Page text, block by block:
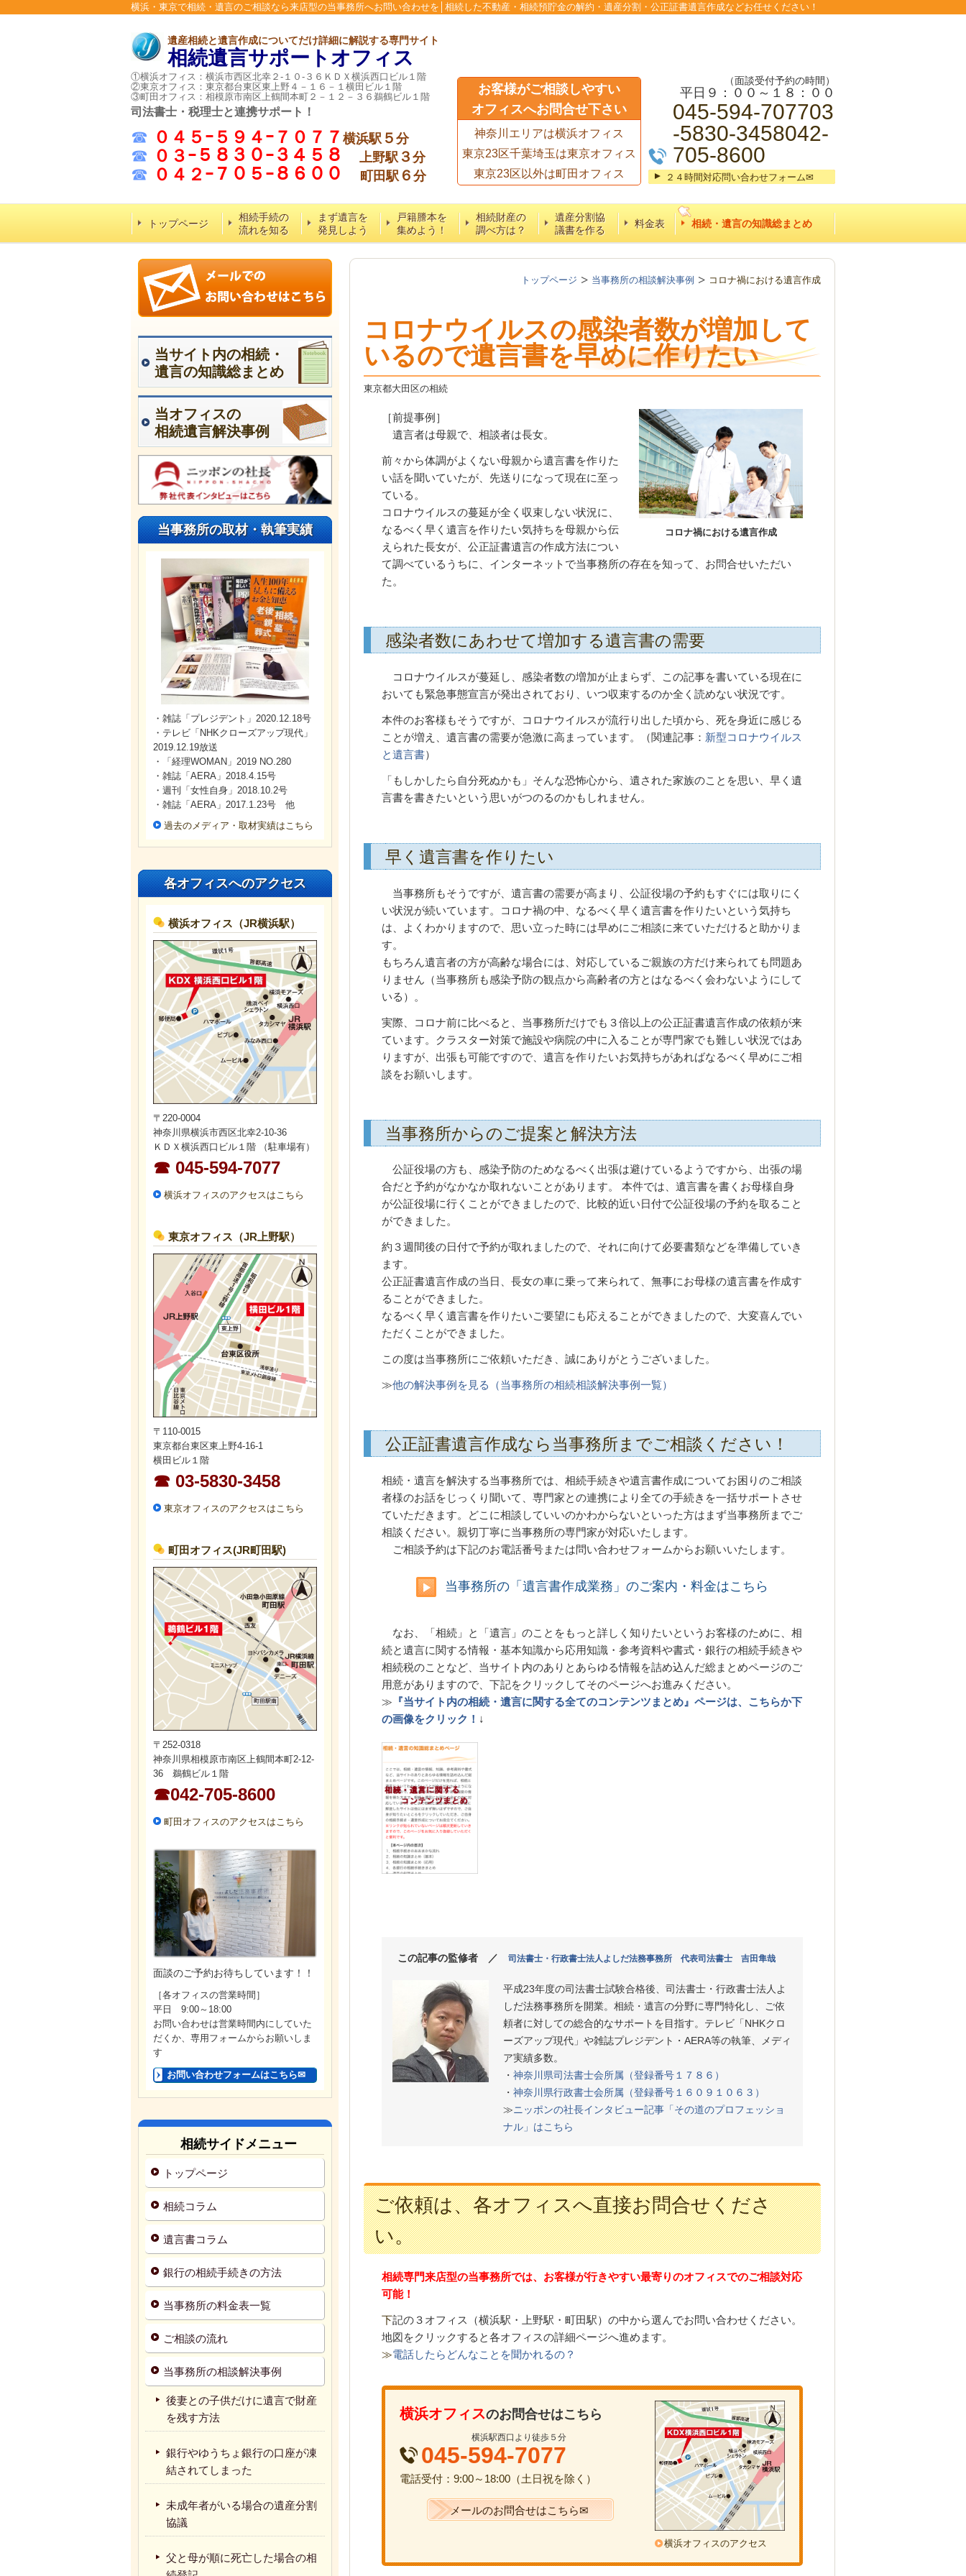
横浜・東京で相続・遺言のご相談なら来店型の当事務所へお問い合わせを│相続した不動産・相続預貯金の解約・遺産分割・公正証書遺言作成などお任せください！
遺産相続と遺言作成についてだけ詳細に解説する専門サイト
相続遺言サポートオフィス
①横浜オフィス：横浜市西区北幸２-１０-３６ＫＤＸ横浜西口ビル１階
②東京オフィス：東京都台東区東上野４－１６－１横田ビル１階
③町田オフィス：相模原市南区上鶴間本町２－１２－３６鵜鶴ビル１階
司法書士・税理士と連携サポート！
☎ ０４５ｰ５９４ｰ７０７７ 横浜駅 ５ 分
☎ ０３ｰ５８３０ｰ３４５８ 上野駅 ３ 分
☎ ０４２ｰ７０５ｰ８６００ 町田駅 ６ 分
お客様がご相談しやすい
オフィスへお問合せ下さい
神奈川エリアは横浜オフィス
東京23区千葉埼玉は東京オフィス
東京23区以外は町田オフィス
（面談受付予約の時間）
平日９：００～１８：００
045-594-707703
-5830-3458042-
705-8600
２４時間対応問い合わせフォーム✉
トップページ
相続手続の
流れを知る
まず遺言を
発見しよう
戸籍謄本を
集めよう！
相続財産の
調べ方は？
遺産分割協
議書を作る
料金表 相続・遺言の知識総まとめ
トップページ 当事務所の相談解決事例 コロナ禍における遺言作成
コロナウイルスの感染者数が増加して
いるので遺言書を早めに作りたい
東京都大田区の相続
コロナ禍における遺言作成
［前提事例］
遺言者は母親で、相談者は長女。
前々から体調がよくない母親から遺言書を作りた
い話を聞いていたが、先送りになって現在に至っ
ている。
コロナウイルスの蔓延が全く収束しない状況に、
なるべく早く遺言を作りたい気持ちを母親から伝
えられた長女が、公正証書遺言の作成方法につい
て調べているうちに、インターネットで当事務所の存在を知って、お問合せいただい
た。
感染者数にあわせて増加する遺言書の需要
コロナウイルスが蔓延し、感染者数の増加が止まらず、この記事を書いている現在に
おいても緊急事態宣言が発出されており、いつ収束するのか全く読めない状況です。
本件のお客様もそうですが、コロナウイルスが流行り出した頃から、死を身近に感じる
ことが増え、遺言書の需要が急激に高まっています。（関連記事： 新型コロナウイルス
と遺言書）
「もしかしたら自分死ぬかも」そんな恐怖心から、遺された家族のことを思い、早く遺
言書を書きたいという思いがつのるのかもしれません。
早く遺言書を作りたい
当事務所もそうですが、遺言書の需要が高まり、公証役場の予約もすぐには取りにく
い状況が続いています。コロナ禍の中、なるべく早く遺言書を作りたいという気持ち
は、よくわかりますので、思い立った時には早めにご相談に来ていただけると助かりま
す。
もちろん遺言者の方が高齢な場合には、対応しているご親族の方だけ来られても問題あ
りません（当事務所も感染予防の観点から高齢者の方とはなるべく会わないようにして
いる）。
実際、コロナ前に比べると、当事務所だけでも３倍以上の公正証書遺言作成の依頼が来
ています。クラスター対策で施設や病院の中に入ることが専門家でも難しい状況ではあ
りますが、出張も可能ですので、遺言を作りたいお気持ちがあればなるべく早めにご相
談をお願いします。
当事務所からのご提案と解決方法
公証役場の方も、感染予防のためなるべく出張は避けているようですから、出張の場
合だと予約がなかなか取れないことがあります。 本件では、遺言書を書くお母様自身
が公証役場に行くことができましたので、比較的近い日付で公証役場の予約を取ること
ができました。
約３週間後の日付で予約が取れましたので、それに向けて必要書類などを準備していき
ます。
公正証書遺言作成の当日、長女の車に乗って来られて、無事にお母様の遺言書を作成す
ることができました。
なるべく早く遺言書を作りたいご要望にも応えることができましたので、大変喜んでい
ただくことができました。
この度は当事務所にご依頼いただき、誠にありがとうございました。
≫他の解決事例を見る（当事務所の相続相談解決事例一覧）
公正証書遺言作成なら当事務所までご相談ください！
相続・遺言を解決する当事務所では、相続手続きや遺言書作成についてお困りのご相談
者様のお話をじっくり聞いて、専門家との連携により全ての手続きを一括サポートさせ
ていただきます。どこに相談していいのかわからないといった方はまず当事務所までご
相談ください。親切丁寧に当事務所の専門家が対応いたします。
ご相談予約は下記のお電話番号または問い合わせフォームからお願いいたします。
当事務所の「遺言書作成業務」のご案内・料金はこちら
なお、「相続」と「遺言」のことをもっと詳しく知りたいというお客様のために、相
続と遺言に関する情報・基本知識から応用知識・参考資料や書式・銀行の相続手続きや
相続税のことなど、当サイト内のありとあらゆる情報を詰め込んだ総まとめページのご
用意がありますので、下記をクリックしてそのページへお進みください。
≫ 『当サイト内の相続・遺言に関する全てのコンテンツまとめ』ページは、こちらか下
の画像をクリック！ ↓
この記事の監修者 ／ 司法書士・行政書士法人よしだ法務事務所 代表司法書士 吉田隼哉
平成23年度の司法書士試験合格後、司法書士・行政書士法人よ
しだ法務事務所を開業。相続・遺言の分野に専門特化し、ご依
頼者に対しての総合的なサポートを目指す。テレビ「NHKクロ
ーズアップ現代」や雑誌プレジデント・AERA等の執筆、メディ
ア実績多数。
・ 神奈川県司法書士会所属（登録番号１７８６）
・ 神奈川県行政書士会所属（登録番号１６０９１０６３）
≫ニッポンの社長インタビュー記事「その道のプロフェッショ
ナル」はこちら
ご依頼は、各オフィスへ直接お問合せくださ
い。
相続専門来店型の当事務所では、お客様が行きやすい最寄りのオフィスでのご相談対応
可能！
下記の３オフィス（横浜駅・上野駅・町田駅）の中から選んでお問い合わせください。
地図をクリックすると各オフィスの詳細ページへ進めます。
≫電話したらどんなことを聞かれるの？
横浜オフィスのアクセス
横浜オフィスのお問合せはこちら
横浜駅西口より徒歩５分
045-594-7077
電話受付：9:00～18:00（土日祝を除く）
メールのお問合せはこちら✉
当サイト内の相続・
遺言の知識総まとめ
当オフィスの
相続遺言解決事例
当事務所の取材・執筆実績
・雑誌「プレジデント」2020.12.18号
・テレビ「NHKクローズアップ現代」
2019.12.19放送
・「経理WOMAN」2019 NO.280
・雑誌「AERA」2018.4.15号
・週刊「女性自身」2018.10.2号
・雑誌「AERA」2017.1.23号 他
過去のメディア・取材実績はこちら
各オフィスへのアクセス
横浜オフィス（JR横浜駅）
〒220-0004
神奈川県横浜市西区北幸2-10-36
ＫＤＸ横浜西口ビル１階 （駐車場有）
☎ 045-594-7077
横浜オフィスのアクセスはこちら
東京オフィス（JR上野駅）
〒110-0015
東京都台東区東上野4-16-1
横田ビル１階
☎ 03-5830-3458
東京オフィスのアクセスはこちら
町田オフィス(JR町田駅)
〒252-0318
神奈川県相模原市南区上鶴間本町2-12-
36 鵜鶴ビル１階
☎042-705-8600
町田オフィスのアクセスはこちら
面談のご予約お待ちしています！！
［各オフィスの営業時間］
平日 9:00～18:00
お問い合わせは営業時間内にしていた
だくか、専用フォームからお願いしま
す
お問い合わせフォームはこちら✉
相続サイドメニュー
トップページ
相続コラム
遺言書コラム
銀行の相続手続きの方法
当事務所の料金表一覧
ご相談の流れ
当事務所の相談解決事例
後妻との子供だけに遺言で財産
を残す方法
銀行やゆうちょ銀行の口座が凍
結されてしまった
未成年者がいる場合の遺産分割
協議
父と母が順に死亡した場合の相